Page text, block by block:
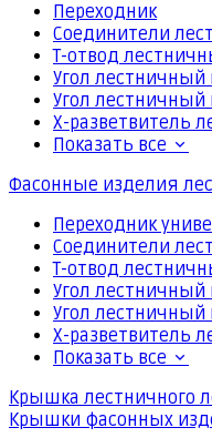
Переходник
Соединители
Т-отвод
Угол
Угол лестничный
Х-разветвитель
Показать все
Фасонные изделия
Переходник
Соединители
Т-отвод
Угол лестничный
Угол лестничный
Х-разветвитель
Показать все
Крышка лестничного
Крышки фасонных